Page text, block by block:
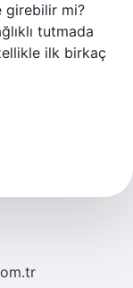
girebilir mi?
tutmada
ilk birkaç